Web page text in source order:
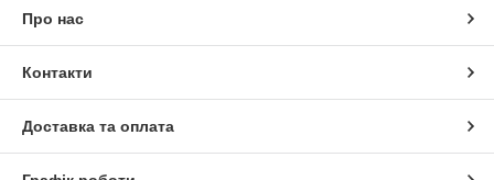
Про нас
Контакти
Доставка та оплата